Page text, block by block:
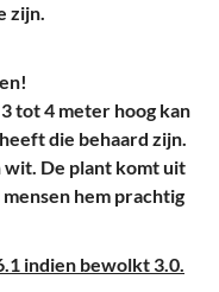
zijn.
tot 4 meter hoog kan
die behaard zijn.
wit. De plant komt uit
hem prachtig
indien bewolkt 3.0.